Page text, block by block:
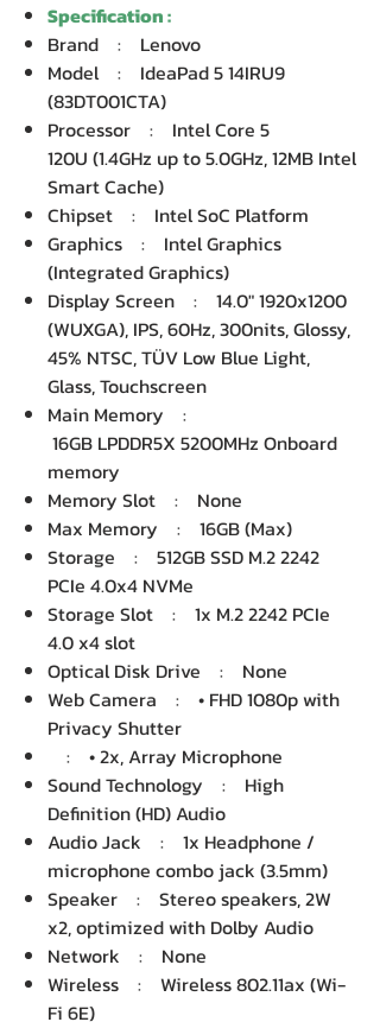
Specification :
Brand : Lenovo
Model : IdeaPad 5 14IRU9
(83DT001CTA)
Processor : Intel Core 5
120U (1.4GHz up to 5.0GHz, 12MB Intel
Smart Cache)
Chipset : Intel SoC Platform
Graphics : Intel Graphics
(Integrated Graphics)
Display Screen : 14.0" 1920x1200
(WUXGA), IPS, 60Hz, 300nits, Glossy,
45% NTSC, TÜV Low Blue Light,
Glass, Touchscreen
Main Memory :
16GB LPDDR5X 5200MHz Onboard
memory
Memory Slot : None
Max Memory : 16GB (Max)
Storage : 512GB SSD M.2 2242
PCIe 4.0x4 NVMe
Storage Slot : 1x M.2 2242 PCIe
4.0 x4 slot
Optical Disk Drive : None
Web Camera : • FHD 1080p with
Privacy Shutter
: • 2x, Array Microphone
Sound Technology : High
Definition (HD) Audio
Audio Jack : 1x Headphone /
microphone combo jack (3.5mm)
Speaker : Stereo speakers, 2W
x2, optimized with Dolby Audio
Network : None
Wireless : Wireless 802.11ax (Wi-
Fi 6E)